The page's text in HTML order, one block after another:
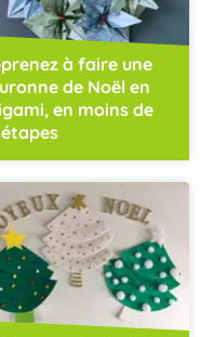
à faire une
de Noël en
en moins de
étapes